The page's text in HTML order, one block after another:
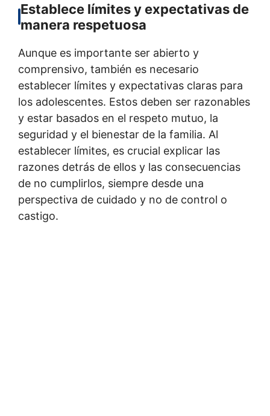
Establece límites y expectativas de
manera respetuosa
Aunque es importante ser abierto y
comprensivo, también es necesario
establecer límites y expectativas claras para
los adolescentes. Estos deben ser razonables
y estar basados en el respeto mutuo, la
seguridad y el bienestar de la familia. Al
establecer límites, es crucial explicar las
razones detrás de ellos y las consecuencias
de no cumplirlos, siempre desde una
perspectiva de cuidado y no de control o
castigo.